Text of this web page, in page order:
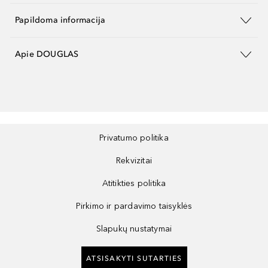
Papildoma informacija
Apie DOUGLAS
Privatumo politika
Rekvizitai
Atitikties politika
Pirkimo ir pardavimo taisyklės
Slapukų nustatymai
ATSISAKYTI SUTARTIES